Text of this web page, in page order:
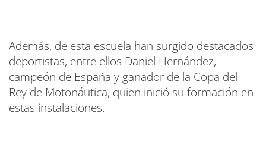
Además, de esta escuela han surgido destacados
deportistas, entre ellos Daniel Hernández,
campeón de España y ganador de la Copa del
Rey de Motonáutica, quien inició su formación en
estas instalaciones.